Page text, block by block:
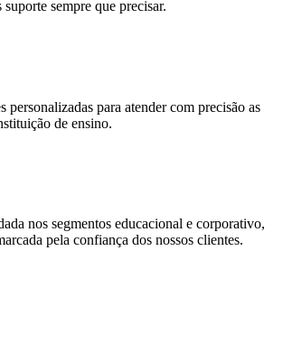
sempre que precisar.
personalizadas para atender com precisão as
de ensino.
nos segmentos educacional e corporativo,
pela confiança dos nossos clientes.